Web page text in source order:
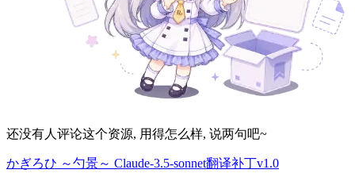
还没有人评论这个资源, 用得怎么样, 说两句吧~
かぎろひ ～勺景～ Claude-3.5-sonnet翻译补丁v1.0